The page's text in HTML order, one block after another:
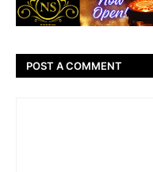
POST A COMMENT